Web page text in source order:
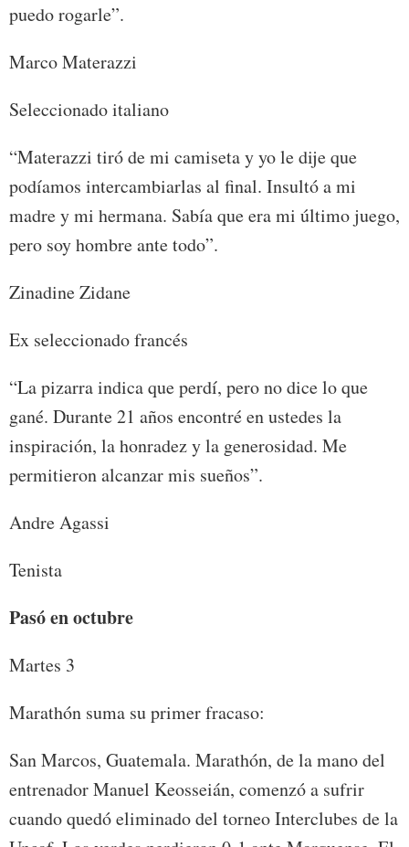
puedo rogarle”.
Marco Materazzi
Seleccionado italiano
“Materazzi tiró de mi camiseta y yo le dije que
podíamos intercambiarlas al final. Insultó a mi
madre y mi hermana. Sabía que era mi último juego,
pero soy hombre ante todo”.
Zinadine Zidane
Ex seleccionado francés
“La pizarra indica que perdí, pero no dice lo que
gané. Durante 21 años encontré en ustedes la
inspiración, la honradez y la generosidad. Me
permitieron alcanzar mis sueños”.
Andre Agassi
Tenista
Pasó en octubre
Martes 3
Marathón suma su primer fracaso:
San Marcos, Guatemala. Marathón, de la mano del
entrenador Manuel Keosseián, comenzó a sufrir
cuando quedó eliminado del torneo Interclubes de la